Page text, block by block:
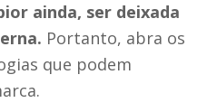
ainda, ser deixada
Portanto, abra os
que podem